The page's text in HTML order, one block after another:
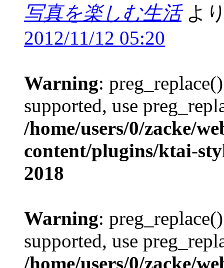
写真を楽しむ生活 よ
2012/11/12 05:20
Warning:
supported, use
/home/users/0/zacke/
content/plugins/ktai-
2018
Warning:
supported, use
/home/users/0/zacke/